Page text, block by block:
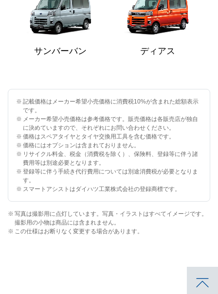
サンバーバン ディアス
※ 記載価格はメーカー希望小売価格に消費税10%が含まれた総額表示
です。
※ メーカー希望小売価格は参考価格です。販売価格は各販売店が独自
に決めていますので、それぞれにお問い合わせください。
※ 価格はスペアタイヤとタイヤ交換用工具を含む価格です。
※ 価格にはオプションは含まれておりません。
※ リサイクル料金、税金（消費税を除く）、保険料、登録等に伴う諸
費用等は別途必要となります。
※ 登録等に伴う手続き代行費用については別途消費税が必要となりま
す。
※ スマートアシストはダイハツ工業株式会社の登録商標です。
※ 写真は撮影用に点灯しています。写真・イラストはすべてイメージです。
撮影用の小物は商品には含まれません。
※ この仕様はお断りなく変更する場合があります。